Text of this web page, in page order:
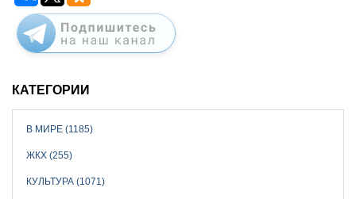
КАТЕГОРИИ
В МИРЕ (1185)
ЖКХ (255)
КУЛЬТУРА (1071)